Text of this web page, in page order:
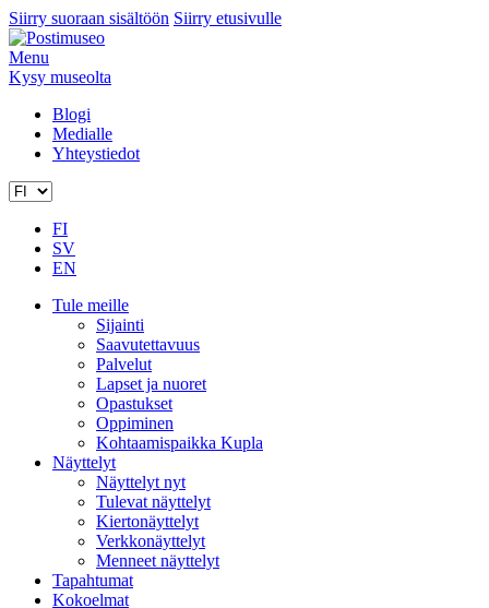
Siirry suoraan sisältöön Siirry etusivulle
Menu
Kysy museolta
Blogi
Medialle
Yhteystiedot
FI
SV
EN
Tule meille
Sijainti
Saavutettavuus
Palvelut
Lapset ja nuoret
Opastukset
Oppiminen
Kohtaamispaikka Kupla
Näyttelyt
Näyttelyt nyt
Tulevat näyttelyt
Kiertonäyttelyt
Verkkonäyttelyt
Menneet näyttelyt
Tapahtumat
Kokoelmat